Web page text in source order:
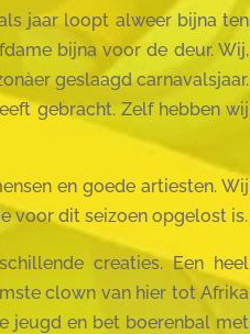
jaar loopt alweer bijna ten
bijna voor de deur. Wij,
geslaagd carnavalsjaar.
gebracht. Zelf hebben wij
en goede artiesten. Wij
voor dit seizoen opgelost is.
creaties. Een heel
clown van hier tot Afrika
jeugd en bet boerenbal met